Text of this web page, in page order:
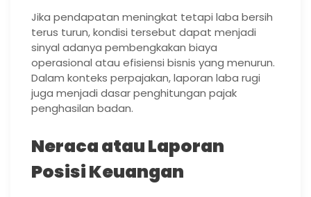
Jika pendapatan meningkat tetapi laba bersih
terus turun, kondisi tersebut dapat menjadi
sinyal adanya pembengkakan biaya
operasional atau efisiensi bisnis yang menurun.
Dalam konteks perpajakan, laporan laba rugi
juga menjadi dasar penghitungan pajak
penghasilan badan.
Neraca atau Laporan
Posisi Keuangan